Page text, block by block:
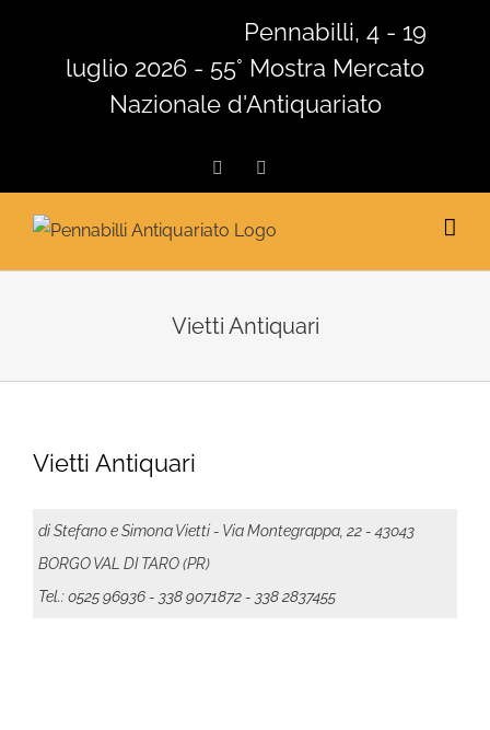
contenuto
Pennabilli, 4 - 19
luglio 2026 - 55° Mostra Mercato
Nazionale d'Antiquariato
Facebook
Vietti Antiquari
Vietti Antiquari
di Stefano e Simona Vietti - Via Montegrappa, 22 - 43043
BORGO VAL DI TARO (PR)
Tel.: 0525 96936- 338 9071872 - 338 2837455